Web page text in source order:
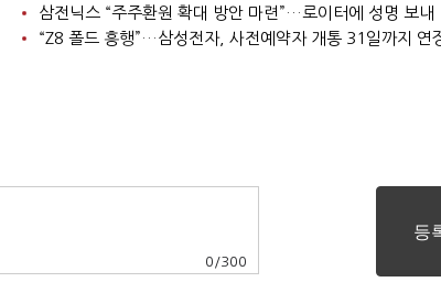
삼전닉스 “주주환원 확대 방안 마련”…로이터에 성명 보내
“Z8 폴드 흥행”…삼성전자, 사전예약자 개통 31일까지 연
0 /300